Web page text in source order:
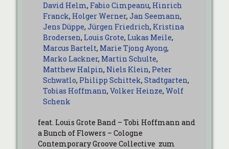
David Helm, Fabio Cimpeanu, Hinrich
Franck, Holger Werner, Jan Seemann,
Jens Düppe, Jürgen Friedrich, Kristina
Brodersen, Louis Grote, Lukas Meile,
Marcus Bartelt, Marie Tjong Ayong,
Marko Lackner, Martin Schulte,
Matthew Halpin, Niels Klein, Peter
Schwatlo, Philipp Schittek, Stadtgarten,
Tobias Hoffmann, Volker Heinze, Wolf
Schenk
feat. Louis Grote Band – Tobi Hoffmann and
a Bunch of Flowers – Cologne
Contemporary Groove Collective zum